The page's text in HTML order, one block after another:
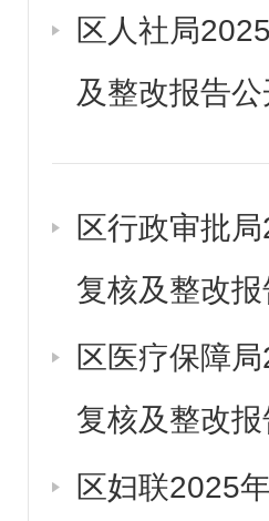
区人社局
及整改报告公
区行政审批
复核及整改
区医疗保障
复核及整改报
区妇联2025